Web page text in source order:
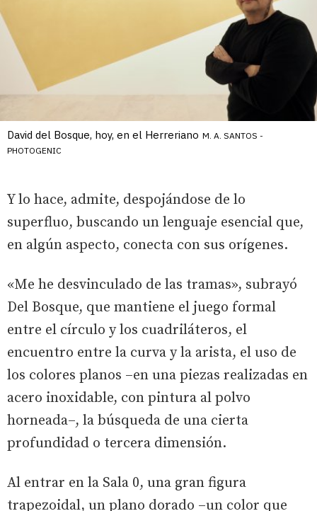
David del Bosque, hoy, en el Herreriano M. A. SANTOS -
PHOTOGENIC
Y lo hace, admite, despojándose de lo
superfluo, buscando un lenguaje esencial que,
en algún aspecto, conecta con sus orígenes.
«Me he desvinculado de las tramas», subrayó
Del Bosque, que mantiene el juego formal
entre el círculo y los cuadriláteros, el
encuentro entre la curva y la arista, el uso de
los colores planos –en una piezas realizadas en
acero inoxidable, con pintura al polvo
horneada–, la búsqueda de una cierta
profundidad o tercera dimensión.
Al entrar en la Sala 0, una gran figura
trapezoidal, un plano dorado –un color que